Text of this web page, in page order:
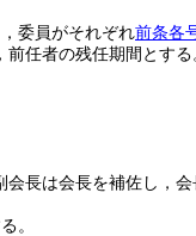
委員がそれぞれ前条各
任者の残任期間とする
会長は会長を補佐し，
。